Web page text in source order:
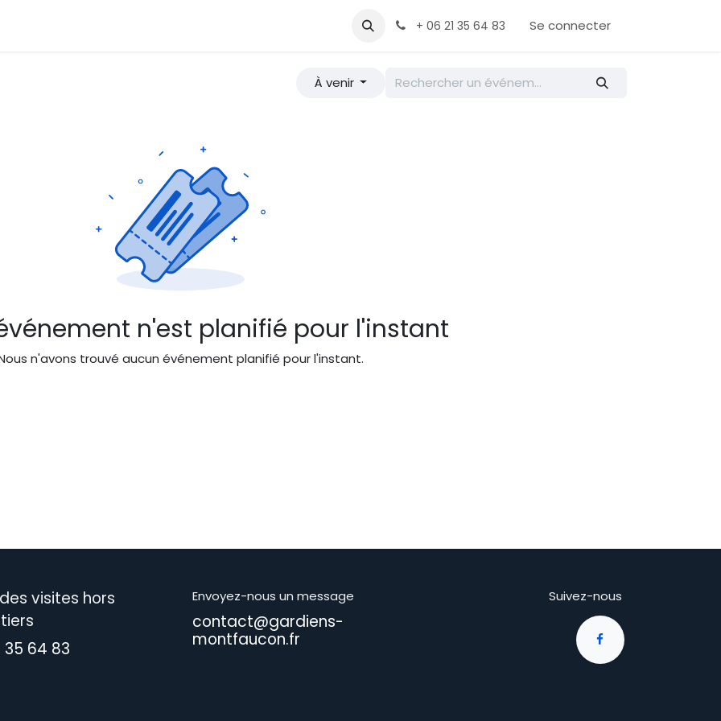
Contactez-nous+ 06 21 35 64 83 Se connecter
À venir
n'est planifié pour l'instant
n'avons trouvé aucun événement planifié pour l'instant.
visites hors
35 64 83
Envoyez-nous un message
contact@gardiens-
montfaucon.fr
Suivez-nous